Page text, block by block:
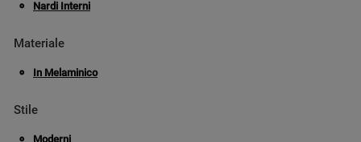
Nardi Interni
Materiale
In Melaminico
Stile
Moderni